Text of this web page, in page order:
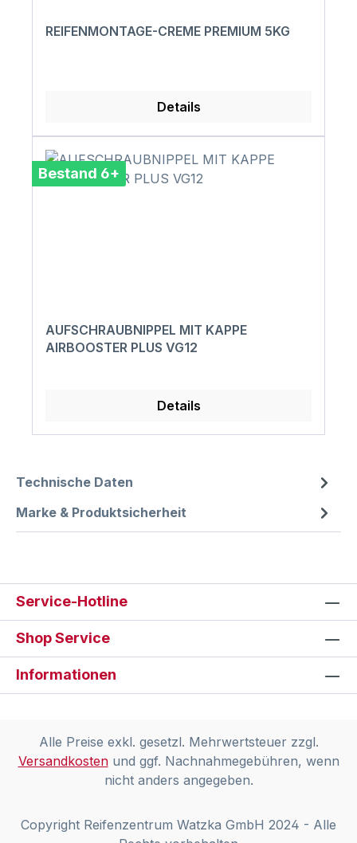
REIFENMONTAGE-CREME PREMIUM 5KG
Details
Bestand 6+
AUFSCHRAUBNIPPEL MIT KAPPE
AIRBOOSTER PLUS VG12
Details
Technische Daten
Marke & Produktsicherheit
Service-Hotline
Shop Service
Informationen
Alle Preise exkl. gesetzl. Mehrwertsteuer zzgl.
Versandkostenund ggf. Nachnahmegebühren, wenn
nicht anders angegeben.
Copyright Reifenzentrum Watzka GmbH 2024 - Alle